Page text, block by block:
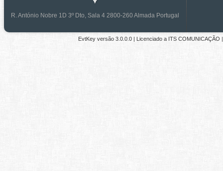
R. António Nobre 1D 3º Dto, Sala 4 2800-260 Almada Portugal
EvtKey versão 3.0.0.0| Licenciado a ITS COMUNICAÇÃO